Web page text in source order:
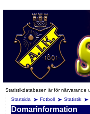
Statistikdatabasen är för närvarande
Startsida
Fotboll Statistik
Domarinformation